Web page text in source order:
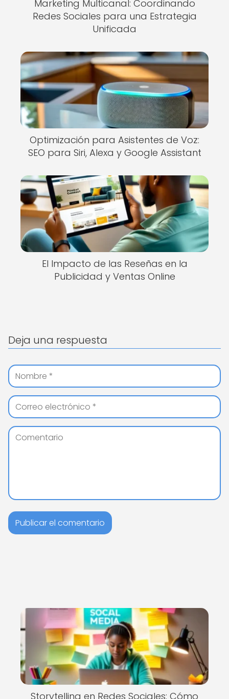
Marketing Multicanal: Coordinando
Redes Sociales para una Estrategia
Unificada
Optimización para Asistentes de Voz:
SEO para Siri, Alexa y Google Assistant
El Impacto de las Reseñas en la
Publicidad y Ventas Online
Deja una respuesta
Storytelling en Redes Sociales: Cómo